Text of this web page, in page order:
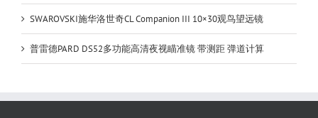
SWAROVSKI施华洛世奇CL Companion III 10×30观鸟望远镜
普雷德PARD DS52多功能高清夜视瞄准镜 带测距 弹道计算